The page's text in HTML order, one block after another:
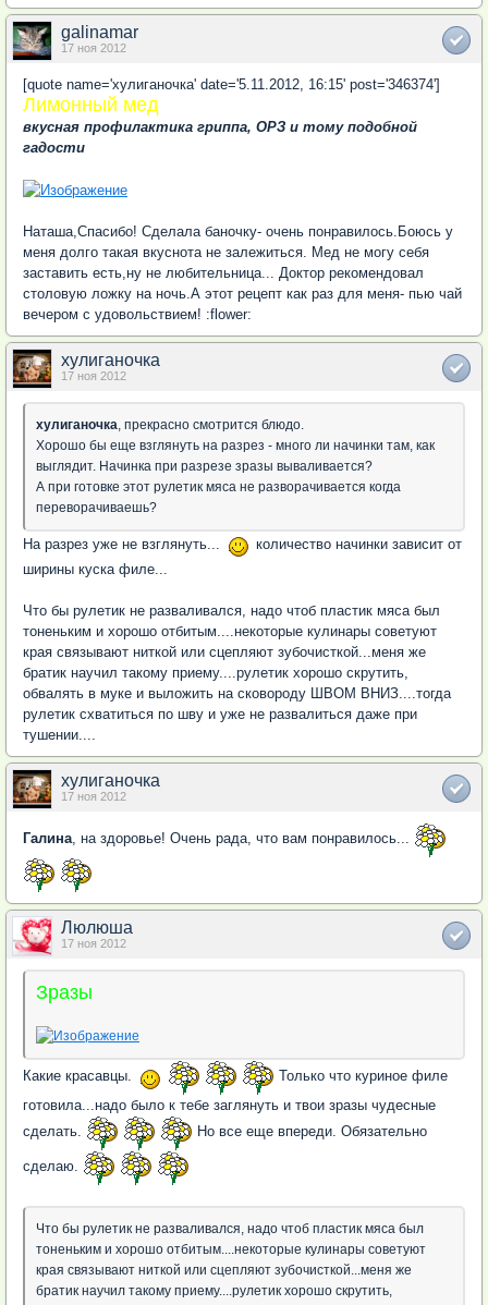
galinamar
17 ноя 2012
[quote name='хулиганочка' date='5.11.2012, 16:15' post='346374']
Лимонный мед
вкусная профилактика гриппа, ОРЗ и тому подобной
гадости
Наташа,Спасибо! Сделала баночку- очень понравилось.Боюсь у
меня долго такая вкуснота не залежиться. Мед не могу себя
заставить есть,ну не любительница... Доктор рекомендовал
столовую ложку на ночь.А этот рецепт как раз для меня- пью чай
вечером с удовольствием! :flower:
хулиганочка
17 ноя 2012
хулиганочка, прекрасно смотрится блюдо.
Хорошо бы еще взглянуть на разрез - много ли начинки там, как
выглядит. Начинка при разрезе зразы вываливается?
А при готовке этот рулетик мяса не разворачивается когда
переворачиваешь?
На разрез уже не взглянуть...
количество начинки зависит от
ширины куска филе...
Что бы рулетик не разваливался, надо чтоб пластик мяса был
тоненьким и хорошо отбитым....некоторые кулинары советуют
края связывают ниткой или сцепляют зубочисткой...меня же
братик научил такому приему....рулетик хорошо скрутить,
обвалять в муке и выложить на сковороду ШВОМ ВНИЗ....тогда
рулетик схватиться по шву и уже не развалиться даже при
тушении....
хулиганочка
17 ноя 2012
Галина, на здоровье! Очень рада, что вам понравилось...
Люлюша
17 ноя 2012
Зразы
Какие красавцы.
Только что куриное филе
готовила...надо было к тебе заглянуть и твои зразы чудесные
сделать.
Но все еще впереди. Обязательно
сделаю.
Что бы рулетик не разваливался, надо чтоб пластик мяса был
тоненьким и хорошо отбитым....некоторые кулинары советуют
края связывают ниткой или сцепляют зубочисткой...меня же
братик научил такому приему....рулетик хорошо скрутить,